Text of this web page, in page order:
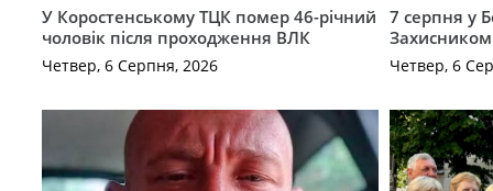
У Коростенському ТЦК помер 46-річний
чоловік після проходження ВЛК
Четвер, 6 Серпня, 2026
7 серпня у
Четвер, 6